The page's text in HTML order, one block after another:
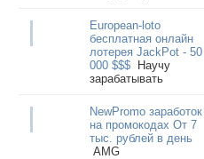
European-loto
бесплатная онлайн
лотерея JackPot - 50
000 $$$
Научу
зарабатывать
NewPromo заработок
на промокодах От 7
тыс. рублей в день
AMG